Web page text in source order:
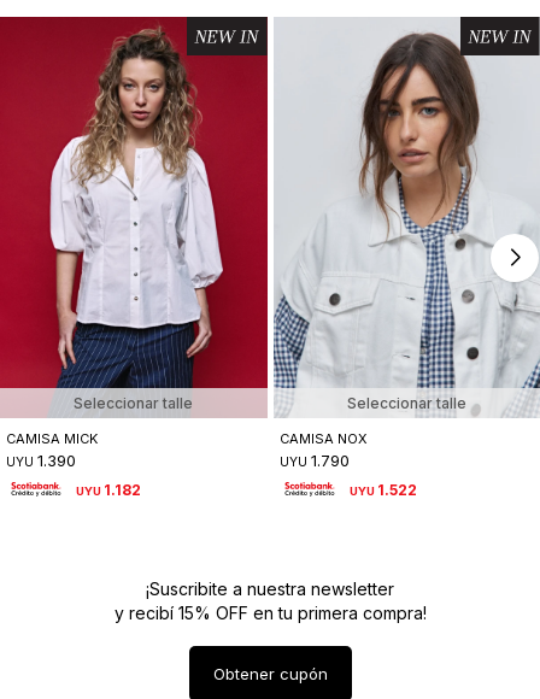
Seleccionar talle
CAMISA MICK
UYU 1.390
UYU 1.182
Seleccionar talle
CAMISA NOX
UYU 1.790
UYU 1.522
¡Suscribite a nuestra newsletter
y recibí 15% OFF en tu primera compra!
Obtener cupón